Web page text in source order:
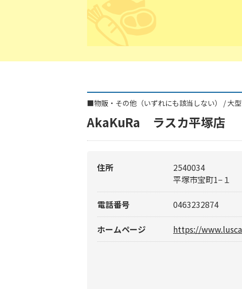
■物販・その他（いずれにも該当しない） /大
AkaKuRa ラスカ平塚店
住所
2540034
平塚市宝町1−１
電話番号 0463232874
ホームページ https://